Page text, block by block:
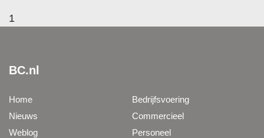
1
BC.nl
Home
Nieuws
Weblog
Bedrijfsvoering
Commercieel
Personeel